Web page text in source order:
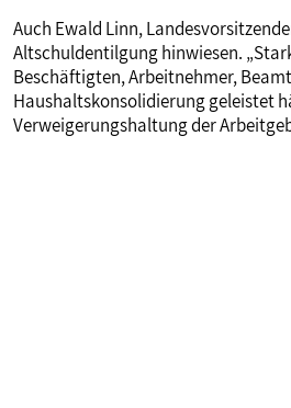
Auch Ewald Linn,
Altschuldentilgung hinwiesen.
Beschäftigten, Arbeitnehmer,
Haushaltskonsolidierung geleistet
Verweigerungshaltung der